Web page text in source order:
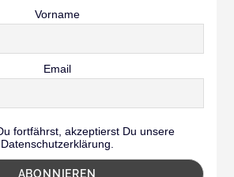
Vorname
Email
fortfährst, akzeptierst Du unsere
Datenschutzerklärung.